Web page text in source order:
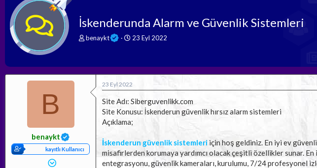
İskenderunda Alarm ve Güvenlik Sistemleri
K
t
a
benaykt
B
g
ı
t
a
i
h
i
23 Eyl 2022
B
benaykt
kayıtlı Kullanıcı
23 Eyl 2022
Site Adı: Siberguvenlikk.com
Site Konusu: İskenderun güvenlik hırsız alarm sistemleri
Açıklama;
İskenderun güvenlik sistemleri için hoş geldiniz. En iyi ev
misafirlerden korumaya yardımcı olacak çeşitli özellikler sunar. En
entegrasyonu, güvenlik kameraları, kurulumu, 7/24 profesyonel